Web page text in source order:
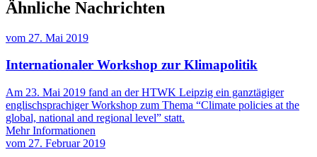
Ähnliche Nachrichten
vom 27. Mai 2019
Internationaler Workshop zur Klimapolitik
Am 23. Mai 2019 fand an der HTWK Leipzig ein ganztägiger
englischsprachiger Workshop zum Thema “Climate policies at the
global, national and regional level” statt.
Mehr Informationen
vom 27. Februar 2019